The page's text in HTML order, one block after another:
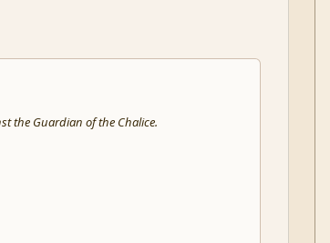
the Guardian of the Chalice.